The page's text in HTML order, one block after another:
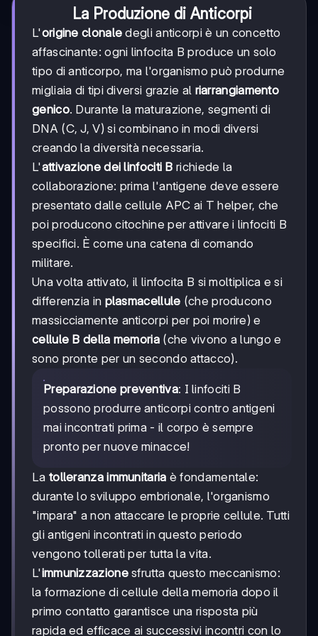
La Produzione di Anticorpi
L'origine clonale degli anticorpi è un concetto
affascinante: ogni linfocita B produce un solo
tipo di anticorpo, ma l'organismo può produrne
migliaia di tipi diversi grazie al riarrangiamento
genico. Durante la maturazione, segmenti di
DNA (C, J, V) si combinano in modi diversi
creando la diversità necessaria.
L'attivazione dei linfociti B richiede la
collaborazione: prima l'antigene deve essere
presentato dalle cellule APC ai T helper, che
poi producono citochine per attivare i linfociti B
specifici. È come una catena di comando
militare.
Una volta attivato, il linfocita B si moltiplica e si
differenzia in plasmacellule (che producono
massicciamente anticorpi per poi morire) e
cellule B della memoria(che vivono a lungo e
sono pronte per un secondo attacco).
Preparazione preventiva: I linfociti B
possono produrre anticorpi contro antigeni
mai incontrati prima - il corpo è sempre
pronto per nuove minacce!
La tolleranza immunitaria è fondamentale:
durante lo sviluppo embrionale, l'organismo
"impara" a non attaccare le proprie cellule. Tutti
gli antigeni incontrati in questo periodo
vengono tollerati per tutta la vita.
L'immunizzazionesfrutta questo meccanismo:
la formazione di cellule della memoria dopo il
primo contatto garantisce una risposta più
rapida ed efficace ai successivi incontri con lo